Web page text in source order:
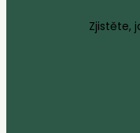
Zjistěte,